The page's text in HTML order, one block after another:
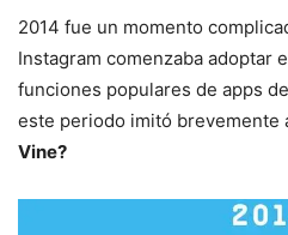
2014 fue un momento
Instagram comenzaba adoptar
funciones populares de apps
este periodo imitó brevemente
Vine?